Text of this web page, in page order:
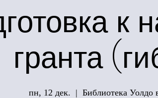
к
гранта
пн, 12 дек.
  |
Библиотека Уолдо